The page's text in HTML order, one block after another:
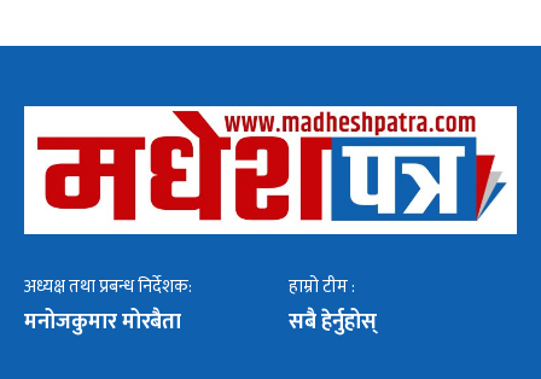
अध्यक्ष तथा प्रबन्ध निर्देशक:
मनोजकुमार मोरबैता
हाम्रो टीम :
सबै हेर्नुहोस्